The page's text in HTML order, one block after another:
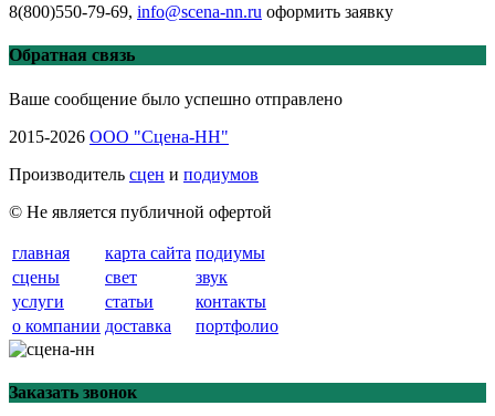
8(800)550-79-69, info@scena-nn.ru оформить заявку
Обратная связь
Ваше сообщение было успешно отправлено
2015-2026 ООО "Сцена-НН"
Производитель сцен и подиумов
© Не является публичной офертой
главная карта сайта подиумы
сцены
свет
звук
услуги
статьи
контакты
о компании доставка портфолио
Заказать звонок